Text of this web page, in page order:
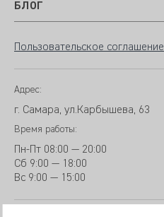
БЛОГ
Пользовательское соглашение
Адрес:
г. Самара, ул.Карбышева, 63
Время работы:
Пн-Пт 08:00 — 20:00
Сб 9:00 — 18:00
Вс 9:00 — 15:00